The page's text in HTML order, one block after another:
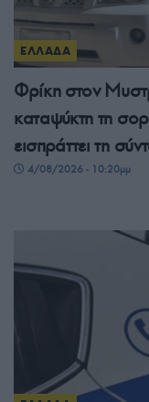
ΕΛΛΑΔΑ
Φρίκη στον
καταψύκτη τη
εισπράττει τη
4/08/2026 - 10:20μμ